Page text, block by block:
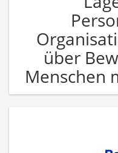
über
Menschen